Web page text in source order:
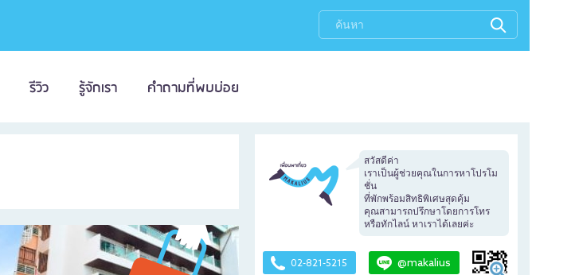
รีวิว รู้จักเรา คำถามที่พบบ่อย
สวัสดีค่า
เราเป็นผู้ช่วยคุณในการหาโปรโม
ชั่น
ที่พักพร้อมสิทธิพิเศษสุดคุ้ม
คุณสามารถปรึกษาโดยการโทร
หรือทักไลน์ หาเราได้เลยค่ะ
02-821-5215 @makalius